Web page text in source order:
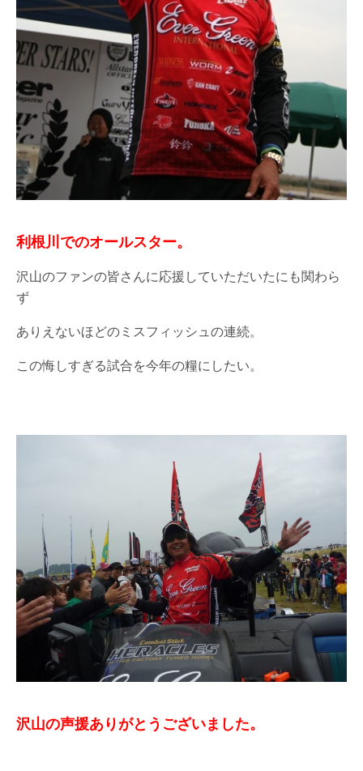
利根川でのオールスター。
沢山のファンの皆さんに応援していただいたにも関わら
ず
ありえないほどのミスフィッシュの連続。
この悔しすぎる試合を今年の糧にしたい。
沢山の声援ありがとうございました。